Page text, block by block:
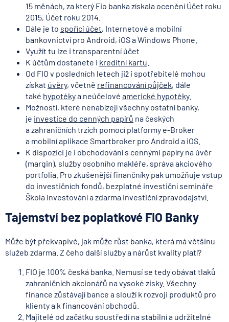
15 měnách, za který Fio banka získala ocenění Účet roku
2015, Účet roku 2014.
Dále je to spořící účet, Internetové a mobilní
bankovnictví pro Android, iOS a Windows Phone.
Využít tu lze i transparentní účet
K účtům dostanete i kreditní kartu
Od FIO v posledních letech již i spotřebitelé mohou
získat úvěry, včetně refinancování půjček, dále
také hypotékya neúčelové americké hypotéky.
Možností, které nenabízejí všechny ostatní banky,
je investice do cenných papírů na českých
a zahraničních trzích pomocí platformy e-Broker
a mobilní aplikace Smartbroker pro Android a iOS.
K dispozici je i obchodování s cennými papíry na úvěr
(margin), služby osobního makléře, správa akciového
portfolia. Pro zkušenější finančníky pak umožňuje vstup
do investičních fondů, bezplatné investiční semináře
Škola investování a zdarma investiční zpravodajství.
Tajemství bez poplatkové FIO Banky
Může být překvapivé, jak může růst banka, která má většinu
služeb zdarma. Z čeho další služby a nárůst kvality platí?
FIO je 100% česká banka. Nemusí se tedy obávat tlaků
zahraničních akcionářů na vysoké zisky. Všechny
finance zůstávají bance a slouží k rozvoji produktů pro
klienty a k financování obchodů.
Majitelé od začátku soustředí na stabilní a udržitelné